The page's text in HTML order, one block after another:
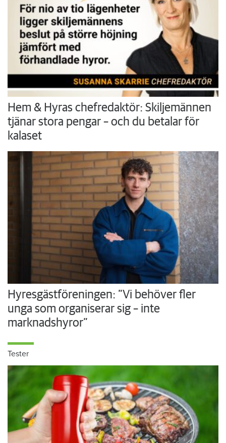
Hem & Hyras chefredaktör: Skiljemännen
tjänar stora pengar – och du betalar för
kalaset
Hyresgästföreningen: ”Vi behöver fler
unga som organiserar sig – inte
marknadshyror”
Tester